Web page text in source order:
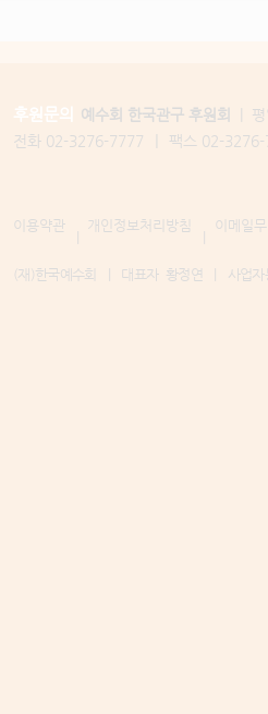
후원문의
전화 02-3276-7777 팩스 02-
예수회 한국관구 후원회 | 평
이용약관 개인정보처리방침 이메일
(재)한국예수회 | 대표자 황정연 사업